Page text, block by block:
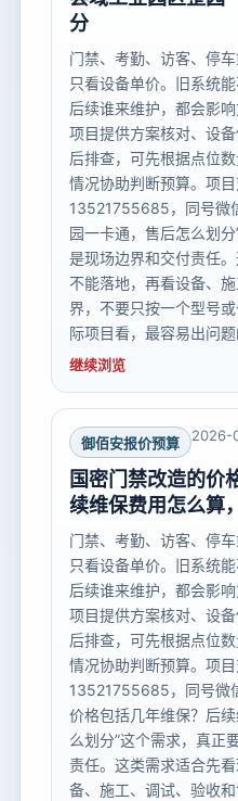
分
门禁、考勤、访客、停
只看设备单价。旧系统
后续谁来维护，都会影
项目提供方案核对、设
后排查，可先根据点位
情况协助判断预算。项目
13521755685，同号微
园一卡通，售后怎么划
是现场边界和交付责任
不能落地，再看设备、
界，不要只按一个型号
际项目看，最容易出问题
继续浏览
御佰安报价预算 2026-
国密门禁改造的价
续维保费用怎么算
门禁、考勤、访客、停
只看设备单价。旧系统
后续谁来维护，都会影
项目提供方案核对、设
后排查，可先根据点位
情况协助判断预算。项目
13521755685，同号微
价格包括几年维保？后
么划分”这个需求，真正
责任。这类需求适合先
备、施工、调试、验收